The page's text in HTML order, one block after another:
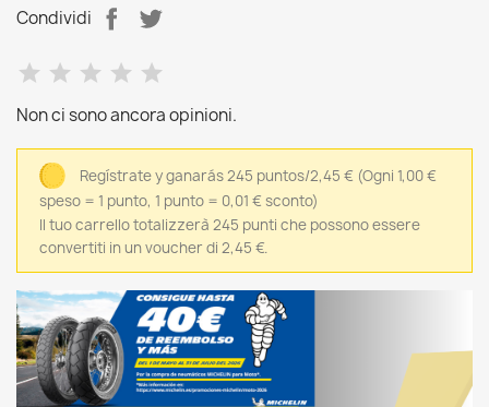
Condividi
Non ci sono ancora opinioni.
Regístrate y ganarás 245 puntos/2,45 € (Ogni 1,00 €
speso = 1 punto, 1 punto = 0,01 € sconto)
Il tuo carrello totalizzerà 245 punti che possono essere
convertiti in un voucher di 2,45 €.